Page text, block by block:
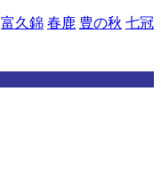
富久錦 春鹿 豊の秋 七冠